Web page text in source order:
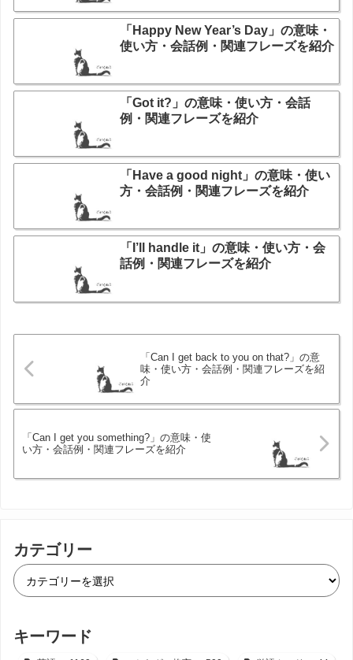
「Happy New Year’s Day」の意味・
使い方・会話例・関連フレーズを紹介
「Got it?」の意味・使い方・会話
例・関連フレーズを紹介
「Have a good night」の意味・使い
方・会話例・関連フレーズを紹介
「I’ll handle it」の意味・使い方・会
話例・関連フレーズを紹介
「Can I get back to you on that?」の意
味・使い方・会話例・関連フレーズを紹
介
「Can I get you something?」の意味・使
い方・会話例・関連フレーズを紹介
カテゴリー
キーワード